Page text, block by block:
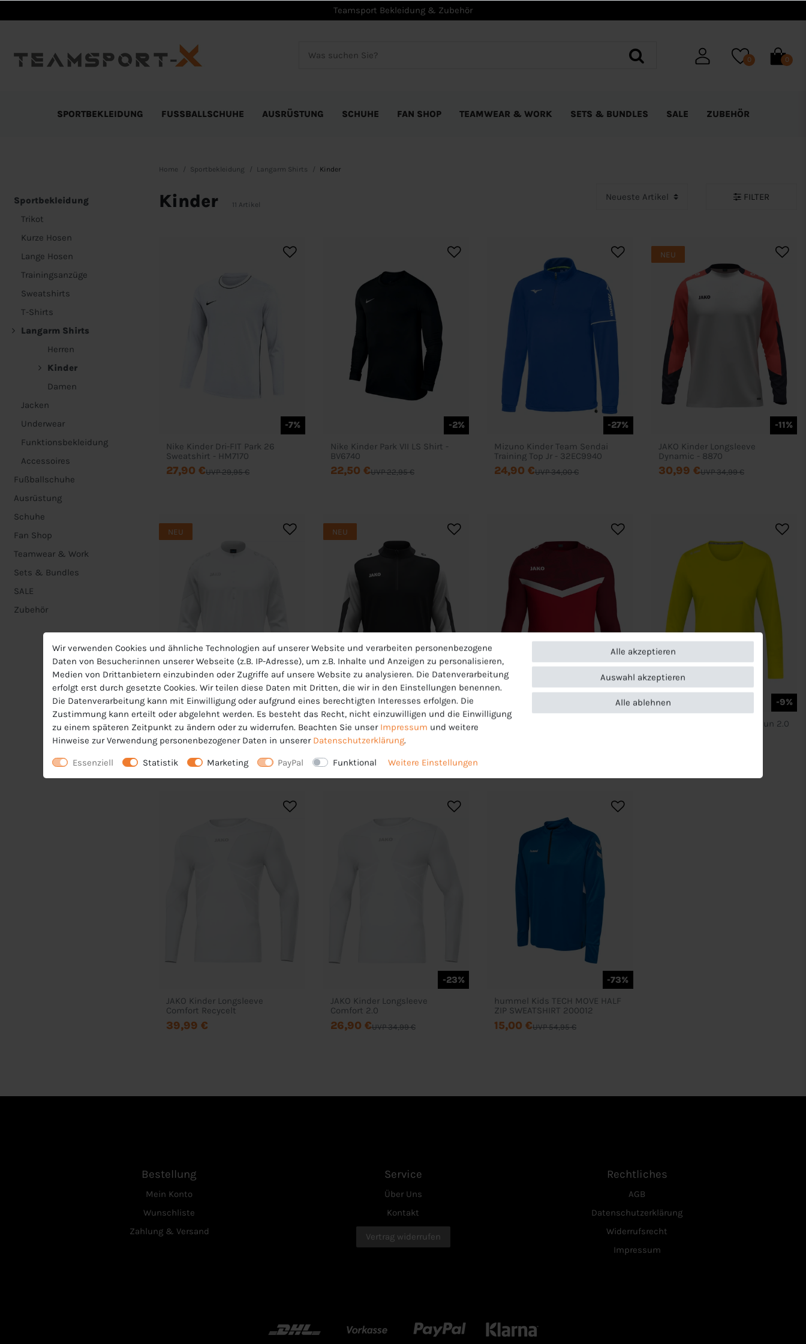
Teamsport Bekleidung & Zubehör
0 0
SPORTBEKLEIDUNG FUSSBALLSCHUHE AUSRÜSTUNG SCHUHE FAN SHOP TEAMWEAR & WORK SETS & BUNDLES SALE ZUBEHÖR
Sportbekleidung
Trikot
Kurze Hosen
Lange Hosen
Trainingsanzüge
Sweatshirts
T-Shirts
Langarm Shirts
Herren
Kinder
Damen
Jacken
Underwear
Funktionsbekleidung
Accessoires
Fußballschuhe
Ausrüstung
Schuhe
Fan Shop
Teamwear & Work
Sets & Bundles
SALE
Zubehör
Home Sportbekleidung Langarm Shirts Kinder
Kinder 11 Artikel
FILTER
-7%
Nike Kinder Dri-FIT Park 26
Sweatshirt - HM7170
UVP 29,95 €
27,90 €
-2%
Nike Kinder Park VII LS Shirt -
BV6740
UVP 22,95 €
22,50 €
-27%
Mizuno Kinder Team Sendai
Training Top Jr - 32EC9940
UVP 34,00 €
24,90 €
-11%
NEU
JAKO Kinder Longsleeve
Dynamic - 8870
UVP 34,99 €
30,99 €
-27%
NEU
JAKO Kinder Ziptop Light Flow
32,99 €
-9%
NEU
JAKO Kinder Ziptop Dynamic -
8670
40,99 €
-9%
JAKO Kinder Longsleeve Run 2.0
JAKO Kinder Longsleeve
Comfort Recycelt
39,99 €
-23%
JAKO Kinder Longsleeve
Comfort 2.0
UVP 34,99 €
26,90 €
-73%
hummel Kids TECH MOVE HALF
ZIP SWEATSHIRT 200012
UVP 54,95 €
15,00 €
Bestellung
Mein Konto
Wunschliste
Zahlung & Versand
Service
Über Uns
Kontakt
Vertrag widerrufen
Rechtliches
AGB
Datenschutzerklärung
Widerrufsrecht
Impressum
DHL Vorkasse Paypal Klarn
Wir verwenden Cookies und ähnliche Technologien auf unserer Website und verarbeiten personenbezogene
Daten von Besucher:innen unserer Webseite (z.B. IP-Adresse), um z.B. Inhalte und Anzeigen zu personalisieren,
Medien von Drittanbietern einzubinden oder Zugriffe auf unsere Website zu analysieren. Die Datenverarbeitung
erfolgt erst durch gesetzte Cookies. Wir teilen diese Daten mit Dritten, die wir in den Einstellungen benennen.
Die Datenverarbeitung kann mit Einwilligung oder aufgrund eines berechtigten Interesses erfolgen. Die
Zustimmung kann erteilt oder abgelehnt werden. Es besteht das Recht, nicht einzuwilligen und die Einwilligung
zu einem späteren Zeitpunkt zu ändern oder zu widerrufen. Beachten Sie unser Impressum und weitere
Hinweise zur Verwendung personenbezogener Daten in unserer Daten­schutz­erklärung.
Essenziell Statistik Marketing PayPal Funktional Weitere Einstellungen
Alle akzeptieren
Alle ablehnen
Auswahl akzeptieren